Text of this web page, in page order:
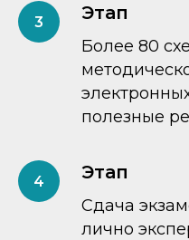
Этап
Более 80
полезные
Этап
Сдача
лично